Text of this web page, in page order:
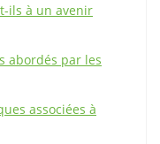
ils à un avenir
abordés par les
associées à